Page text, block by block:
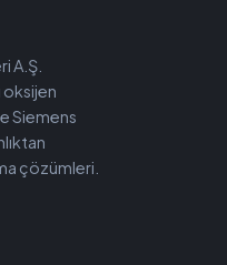
A.Ş.
oksijen
Siemens
çözümleri.